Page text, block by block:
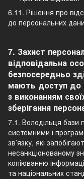
6.11. Рішення про
до персональних
7. Захист
відповідальна
безпосередньо
мають доступ до
з виконанням
зберігання
7.1. Володільця бази
системними і
зв’язку, які
несанкціонованому
копіюванню
та національних